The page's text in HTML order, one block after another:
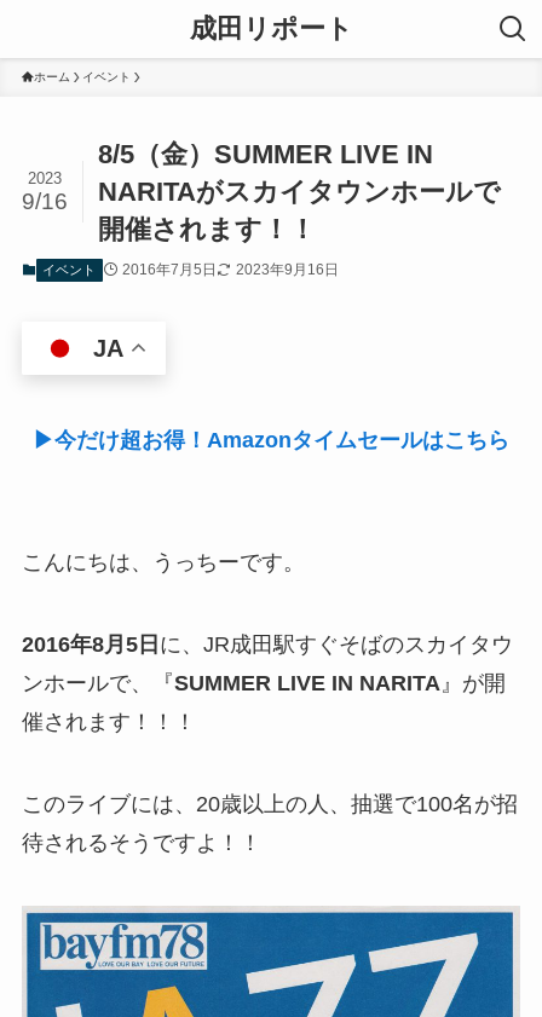
成田リポート
ホーム イベント
8/5（金）SUMMER LIVE IN
NARITAがスカイタウンホールで
開催されます！！
2023
9/16
イベント 2016年7月5日 2023年9月16日
JA
▶今だけ超お得！Amazonタイムセールはこちら
こんにちは、うっちーです。
2016年8月5日 に、JR成田駅すぐそばのスカイタウ
ンホールで、『SUMMER LIVE IN NARITA』が開
催されます！！！
このライブには、20歳以上の人、抽選で100名が招
待されるそうですよ！！